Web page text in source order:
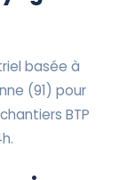
basée à
(91) pour
BTP